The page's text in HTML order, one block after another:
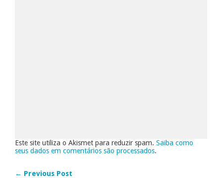
Este site utiliza o Akismet para reduzir spam. Saiba como
seus dados em comentários são processados.
← Previous Post